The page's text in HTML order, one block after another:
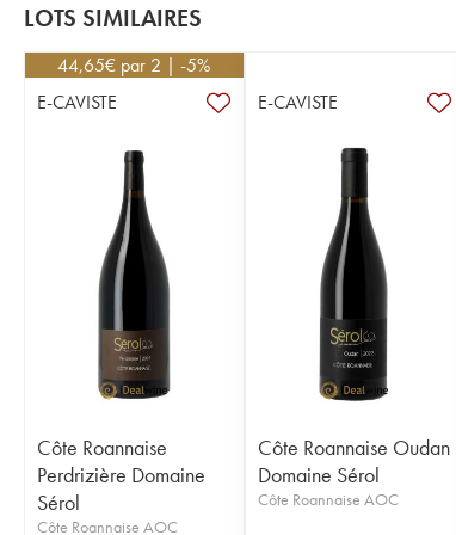
LOTS SIMILAIRES
44,65€ par 2 | -5%
E-CAVISTE
Côte Roannaise
Perdrizière Domaine
Sérol
Côte Roannaise AOC
E-CAVISTE
Côte Roannaise Oudan
Domaine Sérol
Côte Roannaise AOC